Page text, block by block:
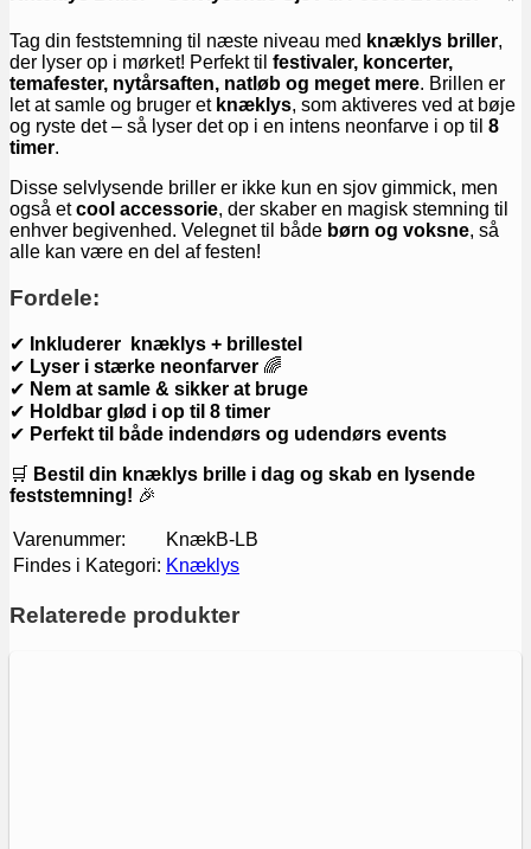
Tag din feststemning til næste niveau med knæklys briller,
der lyser op i mørket! Perfekt til festivaler, koncerter,
temafester, nytårsaften, natløb og meget mere. Brillen er
let at samle og bruger et knæklys, som aktiveres ved at bøje
og ryste det – så lyser det op i en intens neonfarve i op til 8
timer.
Disse selvlysende briller er ikke kun en sjov gimmick, men
også etcool accessorie, der skaber en magisk stemning til
enhver begivenhed. Velegnet til både børn og voksne, så
alle kan være en del af festen!
Fordele:
✔ Inkluderer knæklys + brillestel
✔ Lyser i stærke neonfarver 🌈
✔ Nem at samle & sikker at bruge
✔ Holdbar glød i op til 8 timer
✔ Perfekt til både indendørs og udendørs events
🛒 Bestil din knæklys brille i dag og skab en lysende
feststemning! 🎉
Varenummer:
KnækB-LB
Findes i Kategori: Knæklys
Relaterede produkter